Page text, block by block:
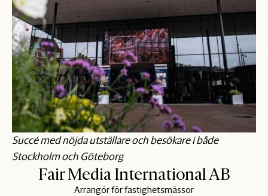
Succé med nöjda utställare och besökare i både
Stockholm och Göteborg
Fair Media International AB
Arrangör för fastighetsmässor